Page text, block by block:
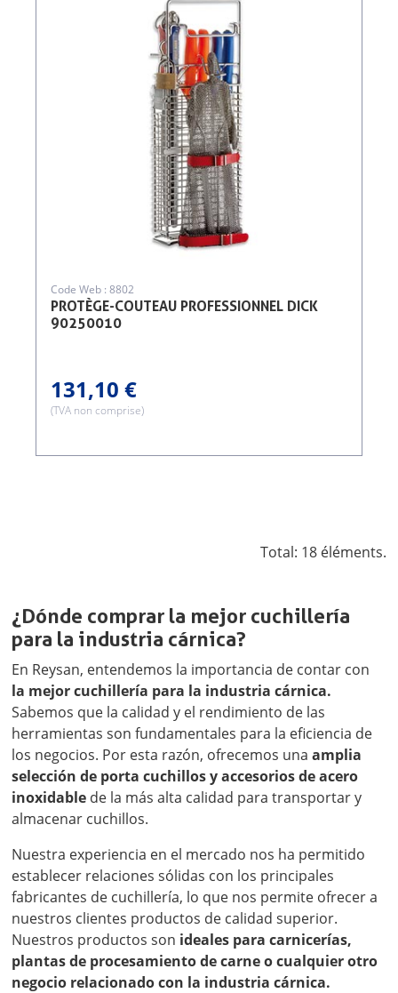
PROTÈGE-COUTEAU PROFESSIONNEL DICK
90250010
Code Web : 8802
131,10 €
(TVA non comprise)
Total: 18 éléments.
¿Dónde comprar la mejor cuchillería
para la industria cárnica?
En Reysan, entendemos la importancia de contar con
la mejor cuchillería para la industria cárnica.
Sabemos que la calidad y el rendimiento de las
herramientas son fundamentales para la eficiencia de
los negocios. Por esta razón, ofrecemos unaamplia
selección de porta cuchillos y accesorios de acero
inoxidable de la más alta calidad para transportar y
almacenar cuchillos.
Nuestra experiencia en el mercado nos ha permitido
establecer relaciones sólidas con los principales
fabricantes de cuchillería, lo que nos permite ofrecer a
nuestros clientes productos de calidad superior.
Nuestros productos son ideales para carnicerías,
plantas de procesamiento de carne o cualquier otro
negocio relacionado con la industria cárnica.